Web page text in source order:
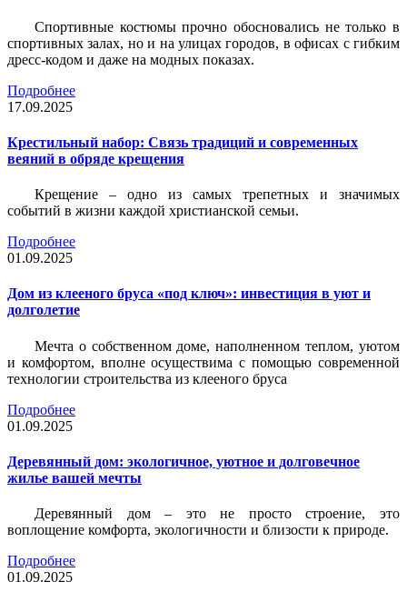
Спортивные костюмы прочно обосновались не только в
спортивных залах, но и на улицах городов, в офисах с гибким
дресс-кодом и даже на модных показах.
Подробнее
17.09.2025
Крестильный набор: Связь традиций и современных
веяний в обряде крещения
Крещение – одно из самых трепетных и значимых
событий в жизни каждой христианской семьи.
Подробнее
01.09.2025
Дом из клееного бруса «под ключ»: инвестиция в уют и
долголетие
Мечта о собственном доме, наполненном теплом, уютом
и комфортом, вполне осуществима с помощью современной
технологии строительства из клееного бруса
Подробнее
01.09.2025
Деревянный дом: экологичное, уютное и долговечное
жилье вашей мечты
Деревянный дом – это не просто строение, это
воплощение комфорта, экологичности и близости к природе.
Подробнее
01.09.2025